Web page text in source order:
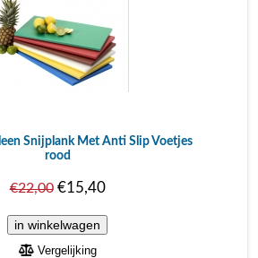
Snijplank Met Anti Slip Voetjes
rood
€22,00€15,40
Vergelijking